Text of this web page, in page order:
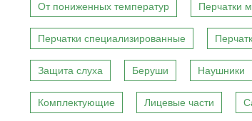
От пониженных температур Перчатки
Перчатки специализированные
Защита слуха Беруши Наушники
Комплектующие Лицевые части